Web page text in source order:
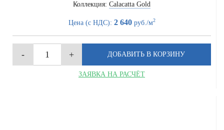
Коллекция: Calacatta Gold
Цена (с НДС): 2 640руб./м2
ЗАЯВКА НА РАСЧЁТ